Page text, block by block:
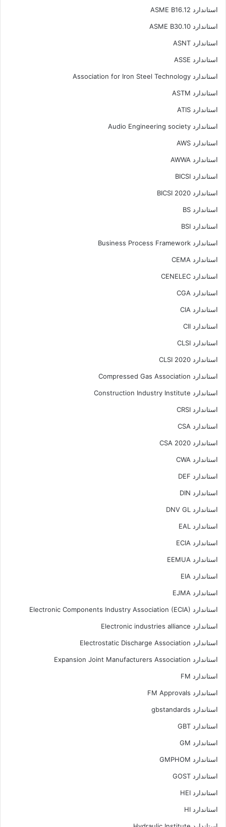
استاندارد ASME B16.12
استاندارد ASME B30.10
استاندارد ASNT
استاندارد ASSE
استاندارد Association for Iron Steel Technology
استاندارد ASTM
استاندارد ATIS
استاندارد Audio Engineering society
استاندارد AWS
استاندارد AWWA
استاندارد BICSI
استاندارد BICSI 2020
استاندارد BS
استاندارد BSI
استاندارد Business Process Framework
استاندارد CEMA
استاندارد CENELEC
استاندارد CGA
استاندارد CIA
استاندارد CII
استاندارد CLSI
استاندارد CLSI 2020
استاندارد Compressed Gas Association
استاندارد Construction Industry Institute
استاندارد CRSI
استاندارد CSA
استاندارد CSA 2020
استاندارد CWA
استاندارد DEF
استاندارد DIN
استاندارد DNV GL
استاندارد EAL
استاندارد ECIA
استاندارد EEMUA
استاندارد EIA
استاندارد EJMA
استاندارد Electronic Components Industry Association (ECIA)
استاندارد Electronic industries alliance
استاندارد Electrostatic Discharge Association
استاندارد Expansion Joint Manufacturers Association
استاندارد FM
استاندارد FM Approvals
استاندارد gbstandards
استاندارد GBT
استاندارد GM
استاندارد GMPHOM
استاندارد GOST
استاندارد HEI
استاندارد HI